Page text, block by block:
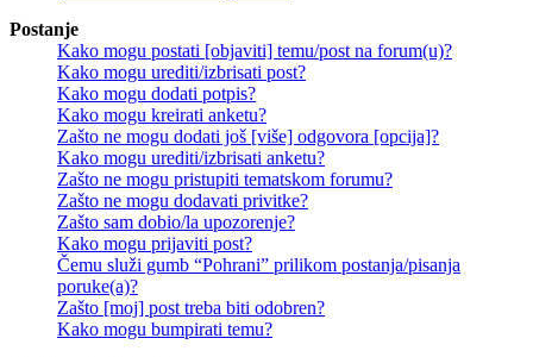
Postanje
Kako mogu postati [objaviti] temu/post na forum(u)?
Kako mogu urediti/izbrisati post?
Kako mogu dodati potpis?
Kako mogu kreirati anketu?
Zašto ne mogu dodati još [više] odgovora [opcija]?
Kako mogu urediti/izbrisati anketu?
Zašto ne mogu pristupiti tematskom forumu?
Zašto ne mogu dodavati privitke?
Zašto sam dobio/la upozorenje?
Kako mogu prijaviti post?
Čemu služi gumb “Pohrani” prilikom postanja/pisanja
poruke(a)?
Zašto [moj] post treba biti odobren?
Kako mogu bumpirati temu?